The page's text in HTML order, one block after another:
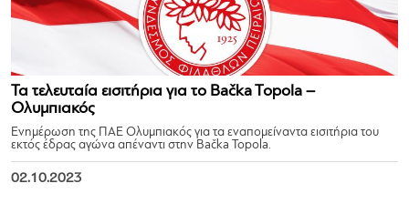
Τα τελευταία εισιτήρια για το Bačka Topola –
Ολυμπιακός
Ενημέρωση της ΠΑΕ Ολυμπιακός για τα εναπομείναντα εισιτήρια του
εκτός έδρας αγώνα απέναντι στην Bačka Topola.
02.10.2023